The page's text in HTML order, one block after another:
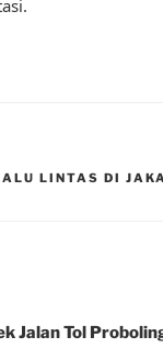
LINTAS DI
Jalan Tol